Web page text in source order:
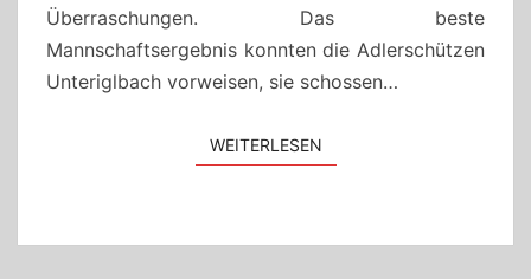
Überraschungen. Das beste
Mannschaftsergebnis konnten die Adlerschützen
Unteriglbach vorweisen, sie schossen…
WEITERLESENWEITERLESEN